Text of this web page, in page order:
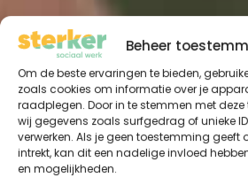
Beheer
Om de beste ervaringen te bieden,
zoals cookies om informatie over je
raadplegen. Door in te stemmen met
wij gegevens zoals surfgedrag of unieke
verwerken. Als je geen toestemming geeft
intrekt, kan dit een nadelige invloed
en mogelijkheden.